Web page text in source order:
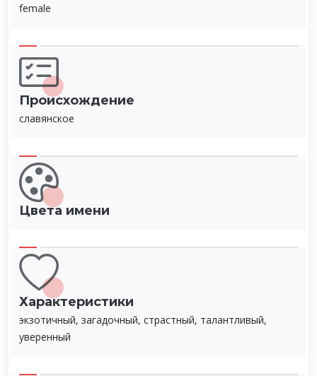
female
Происхождение
славянское
Цвета имени
Характеристики
экзотичный, загадочный, страстный, талантливый,
уверенный